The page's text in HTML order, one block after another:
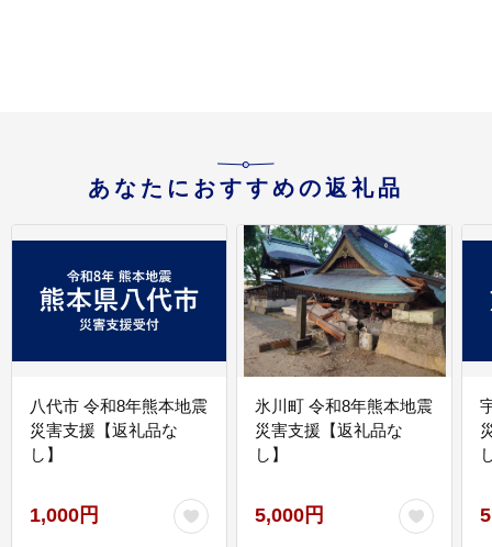
あなたにおすすめの返礼品
八代市 令和8年熊本地震
災害支援【返礼品な
し】
1,000円
氷川町 令和8年熊本地震
災害支援【返礼品な
し】
5,000円